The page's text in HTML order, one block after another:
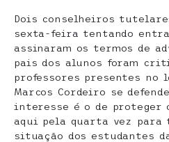
Dois conselheiros
sexta-feira tentando
assinaram os termos de
pais dos alunos foram
professores presentes no
Marcos Cordeiro se
interesse é o de proteger
aqui pela quarta vez
situação dos estudantes